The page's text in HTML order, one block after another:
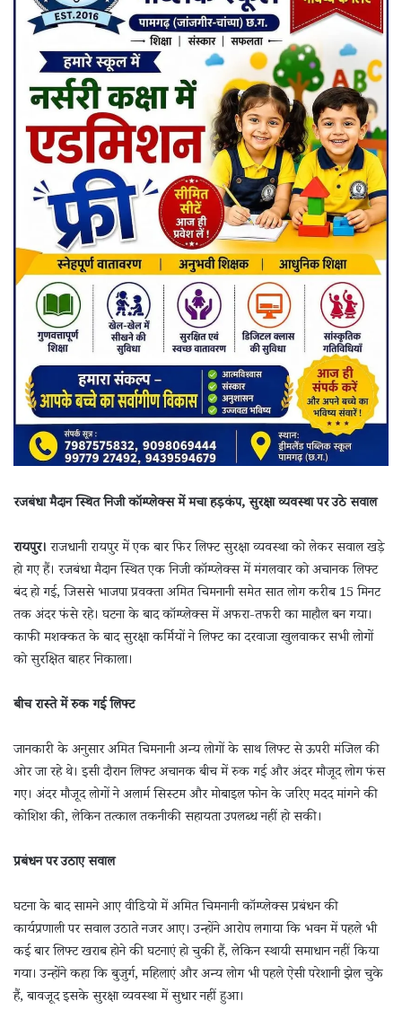
रजबंधा मैदान स्थित निजी कॉम्प्लेक्स में मचा हड़कंप, सुरक्षा व्यवस्था पर उठे सवाल
रायपुर। राजधानी रायपुर में एक बार फिर लिफ्ट सुरक्षा व्यवस्था को लेकर सवाल खड़े
हो गए हैं। रजबंधा मैदान स्थित एक निजी कॉम्प्लेक्स में मंगलवार को अचानक लिफ्ट
बंद हो गई, जिससे भाजपा प्रवक्ता अमित चिमनानी समेत सात लोग करीब 15 मिनट
तक अंदर फंसे रहे। घटना के बाद कॉम्प्लेक्स में अफरा-तफरी का माहौल बन गया।
काफी मशक्कत के बाद सुरक्षा कर्मियों ने लिफ्ट का दरवाजा खुलवाकर सभी लोगों
को सुरक्षित बाहर निकाला।
बीच रास्ते में रुक गई लिफ्ट
जानकारी के अनुसार अमित चिमनानी अन्य लोगों के साथ लिफ्ट से ऊपरी मंजिल की
ओर जा रहे थे। इसी दौरान लिफ्ट अचानक बीच में रुक गई और अंदर मौजूद लोग फंस
गए। अंदर मौजूद लोगों ने अलार्म सिस्टम और मोबाइल फोन के जरिए मदद मांगने की
कोशिश की, लेकिन तत्काल तकनीकी सहायता उपलब्ध नहीं हो सकी।
प्रबंधन पर उठाए सवाल
घटना के बाद सामने आए वीडियो में अमित चिमनानी कॉम्प्लेक्स प्रबंधन की
कार्यप्रणाली पर सवाल उठाते नजर आए। उन्होंने आरोप लगाया कि भवन में पहले भी
कई बार लिफ्ट खराब होने की घटनाएं हो चुकी हैं, लेकिन स्थायी समाधान नहीं किया
गया। उन्होंने कहा कि बुजुर्ग, महिलाएं और अन्य लोग भी पहले ऐसी परेशानी झेल चुके
हैं, बावजूद इसके सुरक्षा व्यवस्था में सुधार नहीं हुआ।